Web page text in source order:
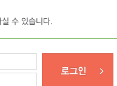
수 있습니다.